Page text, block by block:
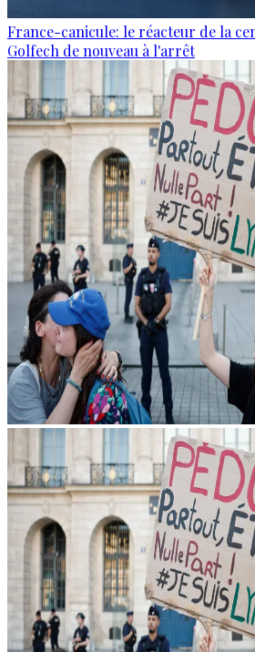
France-canicule: le réacteur de la
Golfech de nouveau à l'arrêt